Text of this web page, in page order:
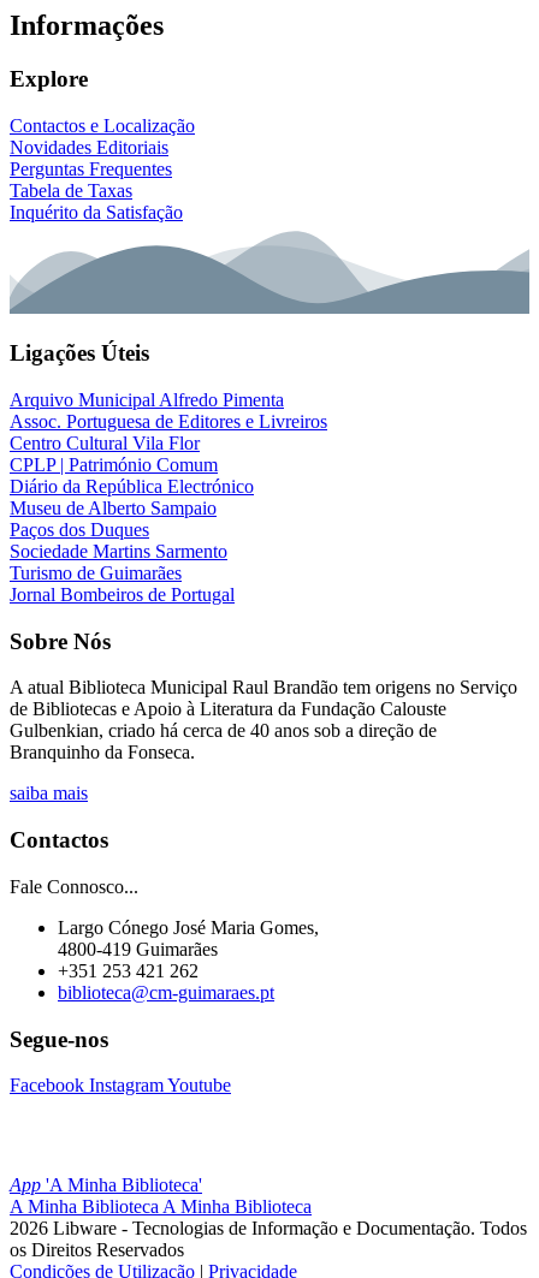
Informações
Explore
Contactos e Localização
Novidades Editoriais
Perguntas Frequentes
Tabela de Taxas
Inquérito da Satisfação
Ligações Úteis
Arquivo Municipal Alfredo Pimenta
Assoc. Portuguesa de Editores e Livreiros
Centro Cultural Vila Flor
CPLP | Património Comum
Diário da República Electrónico
Museu de Alberto Sampaio
Paços dos Duques
Sociedade Martins Sarmento
Turismo de Guimarães
Jornal Bombeiros de Portugal
Sobre Nós
A atual Biblioteca Municipal Raul Brandão tem origens no Serviço
de Bibliotecas e Apoio à Literatura da Fundação Calouste
Gulbenkian, criado há cerca de 40 anos sob a direção de
Branquinho da Fonseca.
saiba mais
Contactos
Fale Connosco...
Largo Cónego José Maria Gomes,
4800-419 Guimarães
+351 253 421 262
biblioteca@cm-guimaraes.pt
Segue-nos
Facebook InstagramYoutube
App 'A Minha Biblioteca'
A Minha Biblioteca A Minha Biblioteca
2026 Libware - Tecnologias de Informação e Documentação. Todos
os Direitos Reservados
Condições de Utilização | Privacidade